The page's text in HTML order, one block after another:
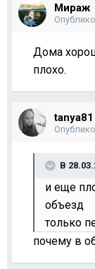
Мираж
Дома
плохо.
tanya81
В
и еще
объезд
только
почему в